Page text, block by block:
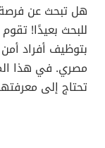
هل تبحث عن
للبحث بعيدًا!
مصري. في هذا
تحتاج إلى